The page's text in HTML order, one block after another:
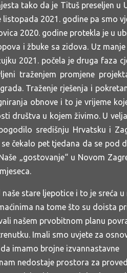
tako da je Tituš preseljen u
2021. godine pa smo
2020. godine protekla je u
i žbuke sa zidova. Uz
2021. počela je druga faza
traženjem promjene
Traženje rješenja i
obnove i to je vrijeme
društva u kojem živimo. U
središnju Hrvatsku i
čekalo pet tjedana da se pod
„gostovanje“ u Novom
stare ljepotice i to je sreća u
na tome što su doista
našem prvobitnom planu
Imali smo uvjete za
imamo brojne izvannastavne
nedostaje prostora za